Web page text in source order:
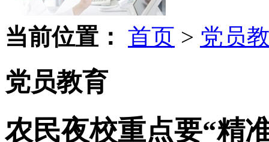
当前位置： 首页 > 党员
党员教育
农民夜校重点要“精